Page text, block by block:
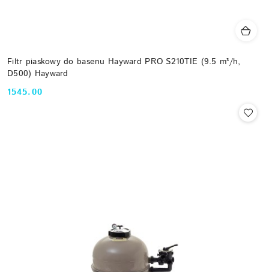
Filtr piaskowy do basenu Hayward PRO S210TIE (9.5 m³/h,
D500) Hayward
Cena:
1545.00